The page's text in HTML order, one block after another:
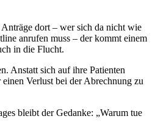
dort – wer sich da nicht wie
anrufen muss – der kommt einem
in die Flucht.
Anstatt sich auf ihre Patienten
Verlust bei der Abrechnung zu
bleibt der Gedanke: „Warum tue